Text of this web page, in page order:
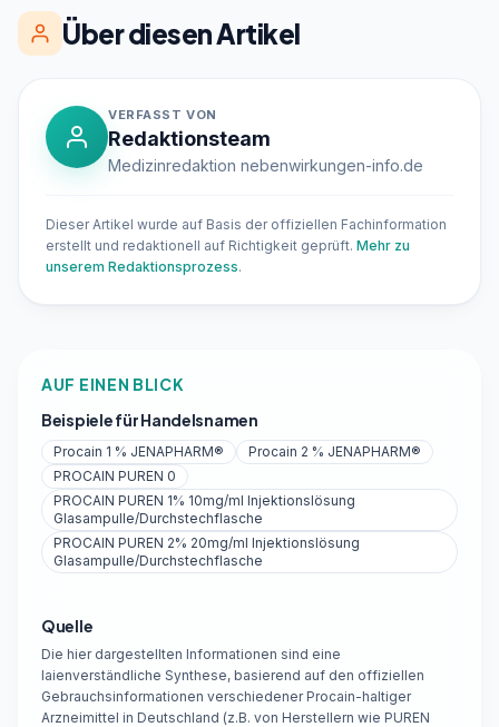
Über diesen Artikel
VERFASST VON
Redaktionsteam
Medizinredaktion nebenwirkungen-info.de
Dieser Artikel wurde auf Basis der offiziellen Fachinformation
erstellt und redaktionell auf Richtigkeit geprüft. Mehr zu
unserem Redaktionsprozess.
AUF EINEN BLICK
Beispiele für Handelsnamen
Procain 1 % JENAPHARM®
Procain 2 % JENAPHARM®
PROCAIN PUREN 0
PROCAIN PUREN 1% 10mg/ml Injektionslösung
Glasampulle/Durchstechflasche
PROCAIN PUREN 2% 20mg/ml Injektionslösung
Glasampulle/Durchstechflasche
Quelle
Die hier dargestellten Informationen sind eine
laienverständliche Synthese, basierend auf den offiziellen
Gebrauchsinformationen verschiedener Procain-haltiger
Arzneimittel in Deutschland (z.B. von Herstellern wie PUREN